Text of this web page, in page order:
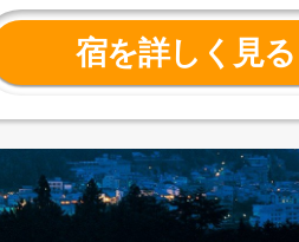
宿を詳しく見る